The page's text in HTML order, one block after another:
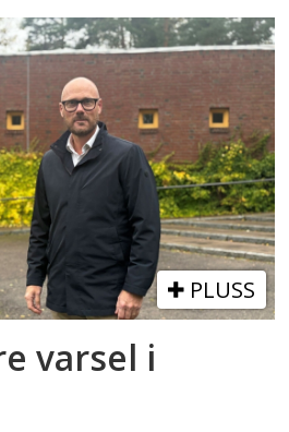
PLUSS
varsel i